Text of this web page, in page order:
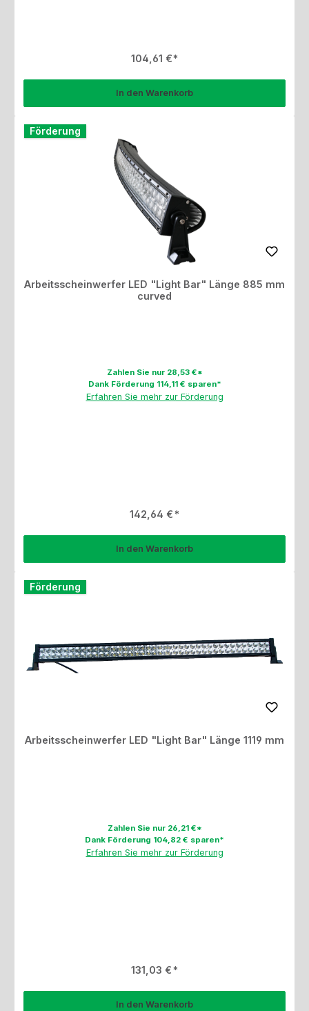
Regulärer Preis:
104,61 €
In den Warenkorb
Förderung
Arbeitsscheinwerfer LED "Light Bar" Länge 885 mm
curved
Zahlen Sie nur 28,53 €*
Dank Förderung 114,11 € sparen*
Erfahren Sie mehr zur Förderung
Regulärer Preis:
142,64 €
In den Warenkorb
Förderung
Arbeitsscheinwerfer LED "Light Bar" Länge 1119 mm
Zahlen Sie nur 26,21 €*
Dank Förderung 104,82 € sparen*
Erfahren Sie mehr zur Förderung
Regulärer Preis:
131,03 €
In den Warenkorb